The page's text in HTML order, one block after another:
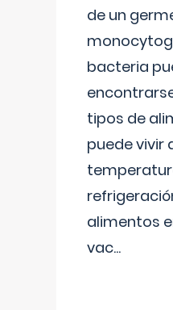
de un
bacteria
tipos de
puede vivir
alimentos
vac...